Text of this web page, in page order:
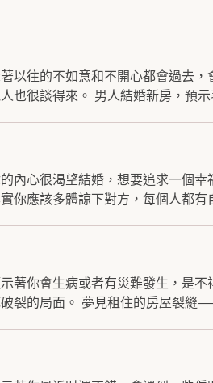
以往的不如意和不開心都會過去
也很談得來。 男人結婚新房，預
內心很渴望結婚，想要追求一個
你應該多體諒下對方，每個人都有
著你會生病或者有災難發生，是
裂的局面。 夢見租住的房屋裂縫